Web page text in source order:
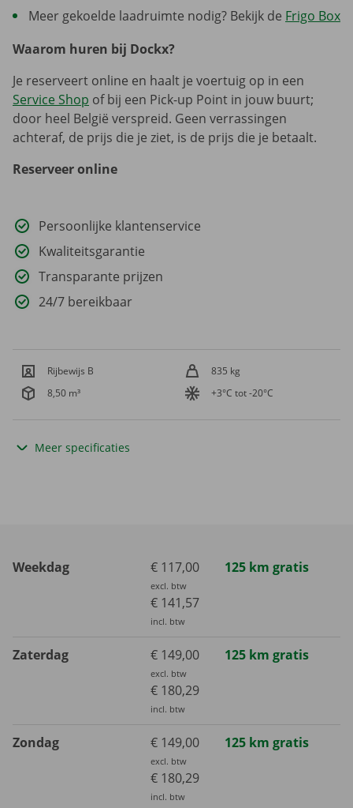
Meer gekoelde laadruimte nodig? Bekijk de Frigo Box
Waarom huren bij Dockx?
Je reserveert online en haalt je voertuig op in een
Service Shop of bij een Pick-up Point in jouw buurt;
door heel België verspreid. Geen verrassingen
achteraf, de prijs die je ziet, is de prijs die je betaalt.
Reserveer online
Persoonlijke klantenservice
Kwaliteitsgarantie
Transparante prijzen
24/7 bereikbaar
Rijbewijs B
835 kg
8,50 m³
+3°C tot -20°C
Meer specificaties
Weekdag € 117,00
excl. btw
€ 141,57
incl. btw
125 km gratis
Zaterdag € 149,00
excl. btw
€ 180,29
incl. btw
125 km gratis
Zondag € 149,00
excl. btw
€ 180,29
incl. btw
125 km gratis